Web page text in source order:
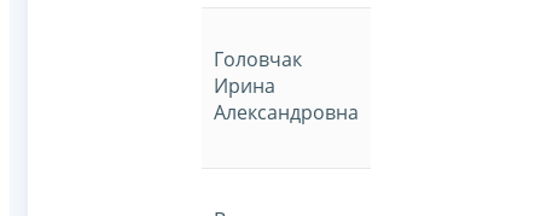
Головчак
Ирина
Александровна